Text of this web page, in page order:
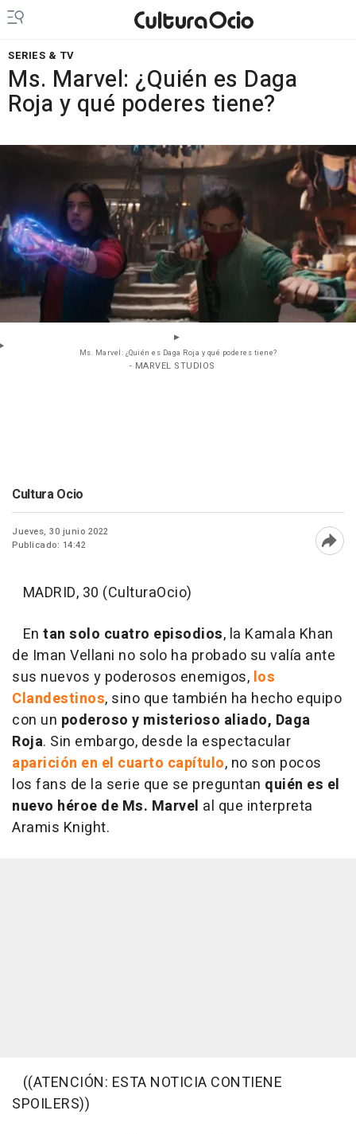
SERIES & TV
Ms. Marvel: ¿Quién es Daga
Roja y qué poderes tiene?
Ms. Marvel: ¿Quién es Daga Roja y qué poderes tiene?
- MARVEL STUDIOS
Cultura Ocio
Jueves, 30 junio 2022
Publicado: 14:42
MADRID, 30 (CulturaOcio)
En tan solo cuatro episodios, la Kamala Khan
de Iman Vellani no solo ha probado su valía ante
sus nuevos y poderosos enemigos, los
Clandestinos, sino que también ha hecho equipo
con un poderoso y misterioso aliado, Daga
Roja. Sin embargo, desde la espectacular
aparición en el cuarto capítulo, no son pocos
los fans de la serie que se preguntan quién es el
nuevo héroe de Ms. Marvel al que interpreta
Aramis Knight.
((ATENCIÓN: ESTA NOTICIA CONTIENE
SPOILERS))